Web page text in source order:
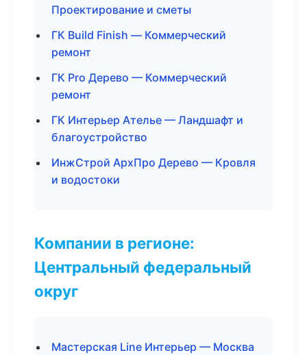
Проектирование и сметы
ГК Build Finish — Коммерческий
ремонт
ГК Pro Дерево — Коммерческий
ремонт
ГК Интерьер Ателье — Ландшафт и
благоустройство
ИнжСтрой АрхПро Дерево — Кровля
и водостоки
Компании в регионе:
Центральный федеральный
округ
Мастерская Line Интерьер — Москва